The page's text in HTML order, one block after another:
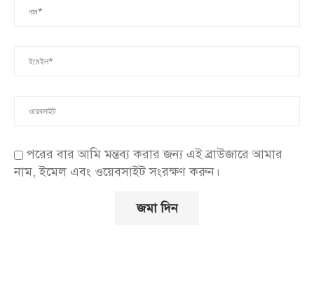
পরের বার আমি মন্তব্য করার জন্য এই ব্রাউজারে আমার
নাম, ইমেল এবং ওয়েবসাইট সংরক্ষণ করুন।